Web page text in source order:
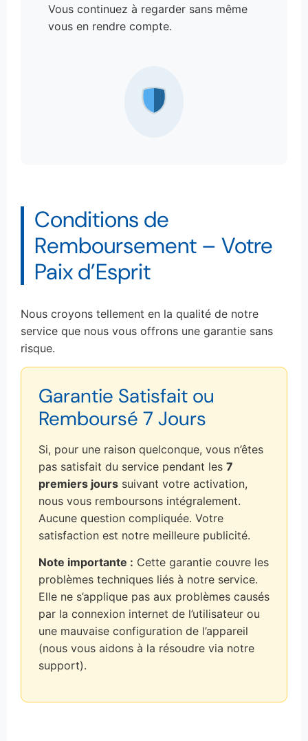
Vous continuez à regarder sans même
vous en rendre compte.
Conditions de
Remboursement – Votre
Paix d’Esprit
Nous croyons tellement en la qualité de notre
service que nous vous offrons une garantie sans
risque.
Garantie Satisfait ou
Remboursé 7 Jours
Si, pour une raison quelconque, vous n’êtes
pas satisfait du service pendant les 7
premiers jours suivant votre activation,
nous vous remboursons intégralement.
Aucune question compliquée. Votre
satisfaction est notre meilleure publicité.
Note importante : Cette garantie couvre les
problèmes techniques liés à notre service.
Elle ne s’applique pas aux problèmes causés
par la connexion internet de l’utilisateur ou
une mauvaise configuration de l’appareil
(nous vous aidons à la résoudre via notre
support).